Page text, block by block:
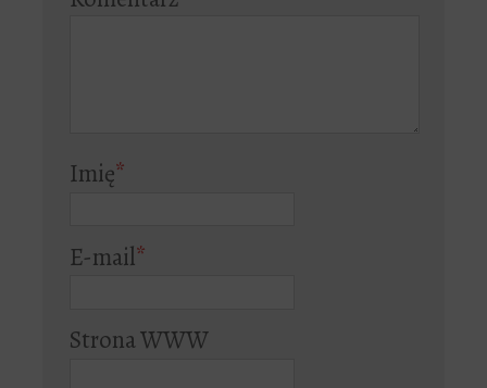
Imię*
E-mail*
Strona WWW